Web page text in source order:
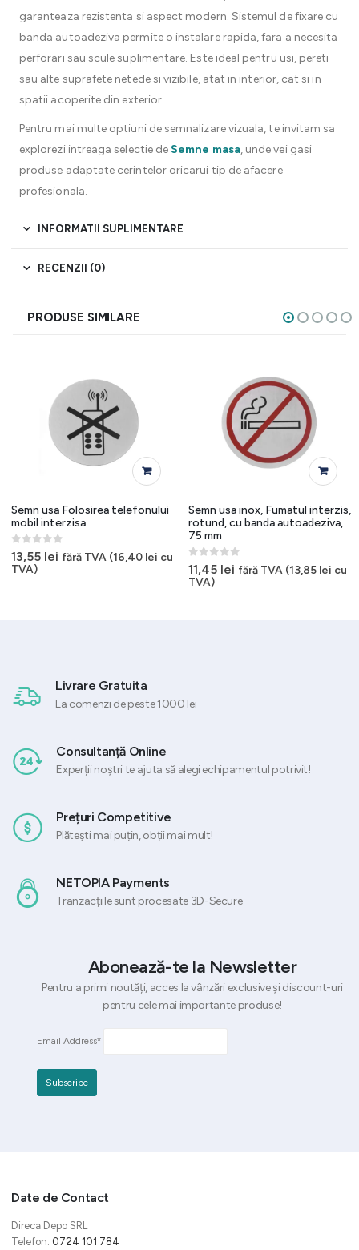
garanteaza rezistenta si aspect modern. Sistemul de fixare cu
banda autoadeziva permite o instalare rapida, fara a necesita
perforari sau scule suplimentare. Este ideal pentru usi, pereti
sau alte suprafete netede si vizibile, atat in interior, cat si in
spatii acoperite din exterior.
Pentru mai multe optiuni de semnalizare vizuala, te invitam sa
explorezi intreaga selectie de Semne masa, unde vei gasi
produse adaptate cerintelor oricarui tip de afacere
profesionala.
INFORMATII SUPLIMENTARE
RECENZII (0)
PRODUSE SIMILARE
Semn usa Folosirea telefonului
mobil interzisa
0out of 5
13,55 lei fără TVA (16,40 lei cu
TVA)
Semn usa inox, Fumatul interzis,
rotund, cu banda autoadeziva,
75 mm
0out of 5
11,45 lei fără TVA (13,85 lei cu
TVA)
Livrare Gratuita
La comenzi de peste 1000 lei
Consultanță Online
Experții noștri te ajuta să alegi echipamentul potrivit!
Prețuri Competitive
Plătești mai puțin, obții mai mult!
NETOPIA Payments
Tranzacțiile sunt procesate 3D-Secure
Abonează-te la Newsletter
Pentru a primi noutăți, acces la vânzări exclusive și discount-uri
pentru cele mai importante produse!
Email Address*
Date de Contact
Direca Depo SRL
Telefon: 0724 101 784